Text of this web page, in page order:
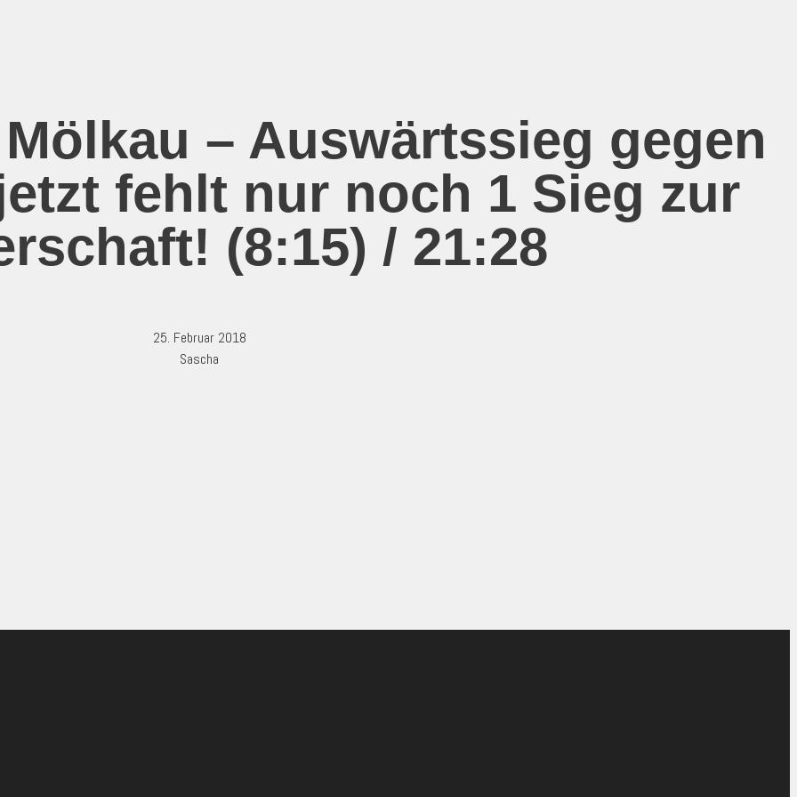
– Auswärtssieg gegen
fehlt nur noch 1 Sieg zur
(8:15) / 21:28
25. Februar 2018
Sascha